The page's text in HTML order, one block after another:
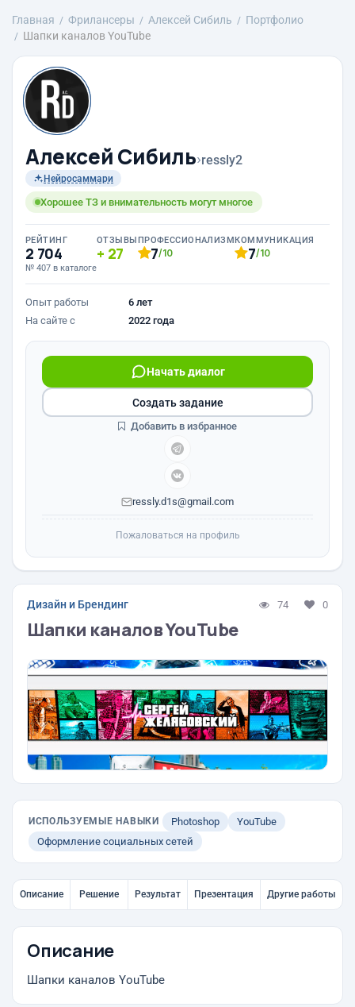
Главная Фрилансеры Алексей Сибиль
Портфолио
Шапки каналов YouTube
Алексей Сибиль›ressly2
Нейросаммари
Хорошее ТЗ и внимательность могут многое
РЕЙТИНГ
2 704
№ 407 в каталоге
ОТЗЫВЫ
27
ПРОФЕССИОНАЛИЗМ
7/10
КОММУНИКАЦИЯ
7/10
Опыт работы
6 лет
На сайте с
2022 года
Начать диалог
ressly.d1s@gmail.com
Создать задание
Добавить в избранное
Пожаловаться на профиль
Дизайн и Брендинг 74 0
Шапки каналов YouTube
ИСПОЛЬЗУЕМЫЕ НАВЫКИ Photoshop
YouTube
Оформление социальных сетей
Описание Решение Результат Презентация Другие работы
Описание
Шапки каналов YouTube